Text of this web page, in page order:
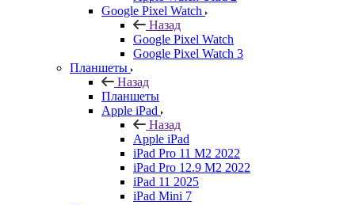
Google Pixel Watch
Назад
Google Pixel Watch
Google Pixel Watch 3
Планшеты
Назад
Планшеты
Apple iPad
Назад
Apple iPad
iPad Pro 11 M2 2022
iPad Pro 12.9 M2 2022
iPad 11 2025
iPad Mini 7